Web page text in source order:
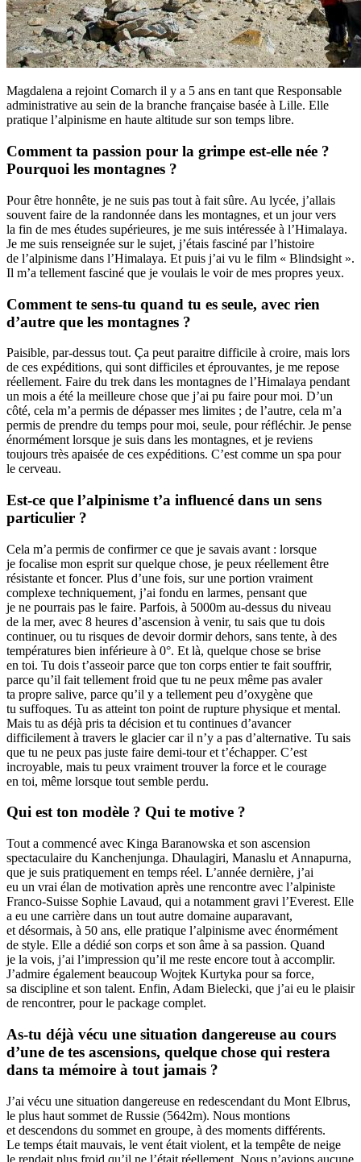
Magdalena a rejoint Comarch il y a 5 ans en tant que Responsable
administrative au sein de la branche française basée à Lille. Elle
pratique l’alpinisme en haute altitude sur son temps libre.
Comment ta passion pour la grimpe est-elle née ?
Pourquoi les montagnes ?
Pour être honnête, je ne suis pas tout à fait sûre. Au lycée, j’allais
souvent faire de la randonnée dans les montagnes, et un jour vers
la fin de mes études supérieures, je me suis intéressée à l’Himalaya.
Je me suis renseignée sur le sujet, j’étais fasciné par l’histoire
de l’alpinisme dans l’Himalaya. Et puis j’ai vu le film « Blindsight ».
Il m’a tellement fasciné que je voulais le voir de mes propres yeux.
Comment te sens-tu quand tu es seule, avec rien
d’autre que les montagnes ?
Paisible, par-dessus tout. Ça peut paraitre difficile à croire, mais lors
de ces expéditions, qui sont difficiles et éprouvantes, je me repose
réellement. Faire du trek dans les montagnes de l’Himalaya pendant
un mois a été la meilleure chose que j’ai pu faire pour moi. D’un
côté, cela m’a permis de dépasser mes limites ; de l’autre, cela m’a
permis de prendre du temps pour moi, seule, pour réfléchir. Je pense
énormément lorsque je suis dans les montagnes, et je reviens
toujours très apaisée de ces expéditions. C’est comme un spa pour
le cerveau.
Est-ce que l’alpinisme t’a influencé dans un sens
particulier ?
Cela m’a permis de confirmer ce que je savais avant : lorsque
je focalise mon esprit sur quelque chose, je peux réellement être
résistante et foncer. Plus d’une fois, sur une portion vraiment
complexe techniquement, j’ai fondu en larmes, pensant que
je ne pourrais pas le faire. Parfois, à 5000m au-dessus du niveau
de la mer, avec 8 heures d’ascension à venir, tu sais que tu dois
continuer, ou tu risques de devoir dormir dehors, sans tente, à des
températures bien inférieure à 0°. Et là, quelque chose se brise
en toi. Tu dois t’asseoir parce que ton corps entier te fait souffrir,
parce qu’il fait tellement froid que tu ne peux même pas avaler
ta propre salive, parce qu’il y a tellement peu d’oxygène que
tu suffoques. Tu as atteint ton point de rupture physique et mental.
Mais tu as déjà pris ta décision et tu continues d’avancer
difficilement à travers le glacier car il n’y a pas d’alternative. Tu sais
que tu ne peux pas juste faire demi-tour et t’échapper. C’est
incroyable, mais tu peux vraiment trouver la force et le courage
en toi, même lorsque tout semble perdu.
Qui est ton modèle ? Qui te motive ?
Tout a commencé avec Kinga Baranowska et son ascension
spectaculaire du Kanchenjunga. Dhaulagiri, Manaslu et Annapurna,
que je suis pratiquement en temps réel. L’année dernière, j’ai
eu un vrai élan de motivation après une rencontre avec l’alpiniste
Franco-Suisse Sophie Lavaud, qui a notamment gravi l’Everest. Elle
a eu une carrière dans un tout autre domaine auparavant,
et désormais, à 50 ans, elle pratique l’alpinisme avec énormément
de style. Elle a dédié son corps et son âme à sa passion. Quand
je la vois, j’ai l’impression qu’il me reste encore tout à accomplir.
J’admire également beaucoup Wojtek Kurtyka pour sa force,
sa discipline et son talent. Enfin, Adam Bielecki, que j’ai eu le plaisir
de rencontrer, pour le package complet.
As-tu déjà vécu une situation dangereuse au cours
d’une de tes ascensions, quelque chose qui restera
dans ta mémoire à tout jamais ?
J’ai vécu une situation dangereuse en redescendant du Mont Elbrus,
le plus haut sommet de Russie (5642m). Nous montions
et descendons du sommet en groupe, à des moments différents.
Le temps était mauvais, le vent était violent, et la tempête de neige
le rendait plus froid qu’il ne l’était réellement. Nous n’avions aucune